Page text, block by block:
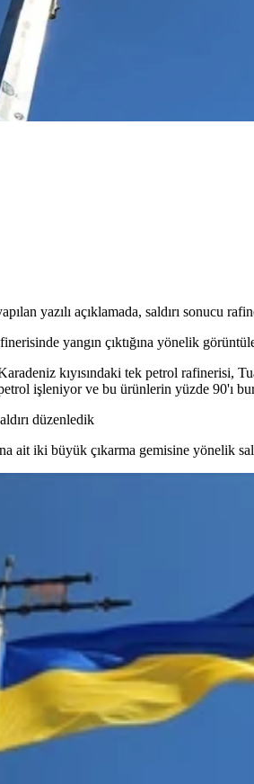
yazılı açıklamada, saldırı sonucu
yangın çıktığına yönelik
kıyısındaki tek petrol rafinerisi,
işleniyor ve bu ürünlerin yüzde 90'ı
düzenledik
ait iki büyük çıkarma gemisine yönelik